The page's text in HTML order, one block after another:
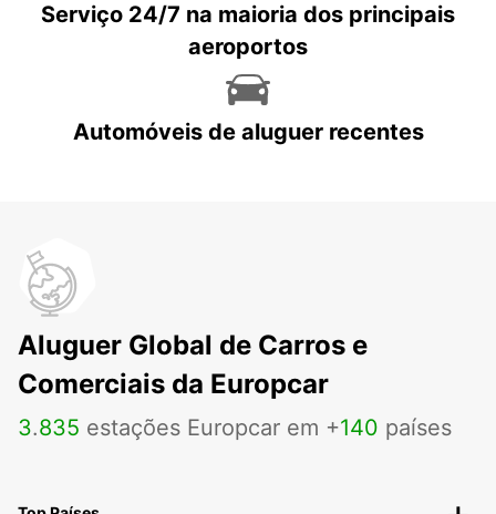
Serviço 24/7 na maioria dos principais
aeroportos
Automóveis de aluguer recentes
Aluguer Global de Carros e
Comerciais da Europcar
3.835 estações Europcar em +140 países